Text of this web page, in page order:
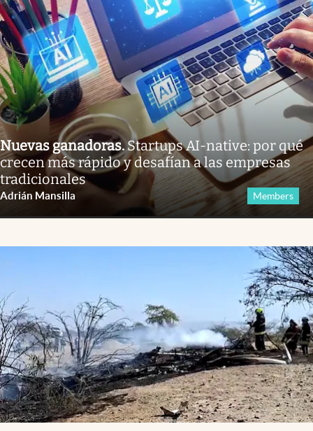
Nuevas ganadoras.Startups AI-native: por qué
crecen más rápido y desafían a las empresas
tradicionales
Adrián Mansilla Members